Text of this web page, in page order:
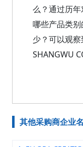
么？通过历年
哪些产品类
少？可以观察
SHANGWU
其他采购商企业